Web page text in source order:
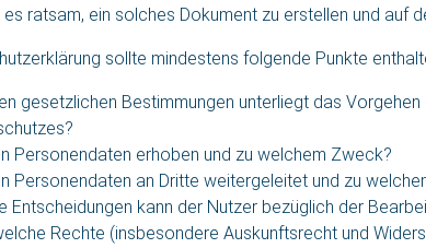
ratsam, ein solches Dokument zu erstellen und auf
sollte mindestens folgende Punkte
gesetzlichen Bestimmungen unterliegt das
Personendaten erhoben und zu welchem Zweck?
Personendaten an Dritte weitergeleitet und zu
Entscheidungen kann der Nutzer bezüglich der
Rechte (insbesondere Auskunftsrecht und